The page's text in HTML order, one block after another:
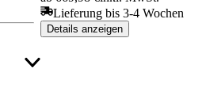
Lieferung bis 3-4 Wochen
Details anzeigen